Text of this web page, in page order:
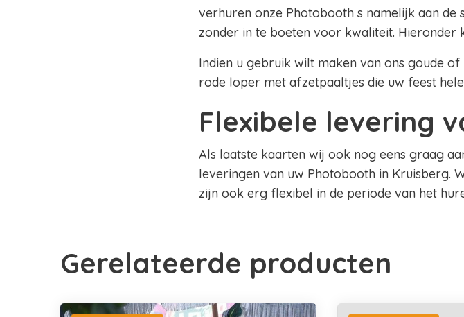
verhuren onze Photobooth s namelijk aan
zonder in te boeten voor kwaliteit. Hieronder
Indien u gebruik wilt maken van ons goude
rode loper met afzetpaaltjes die uw feest
Flexibele levering
Als laatste kaarten wij ook nog eens graag
leveringen van uw Photobooth in Kruisberg.
zijn ook erg flexibel in de periode van het
Gerelateerde producten